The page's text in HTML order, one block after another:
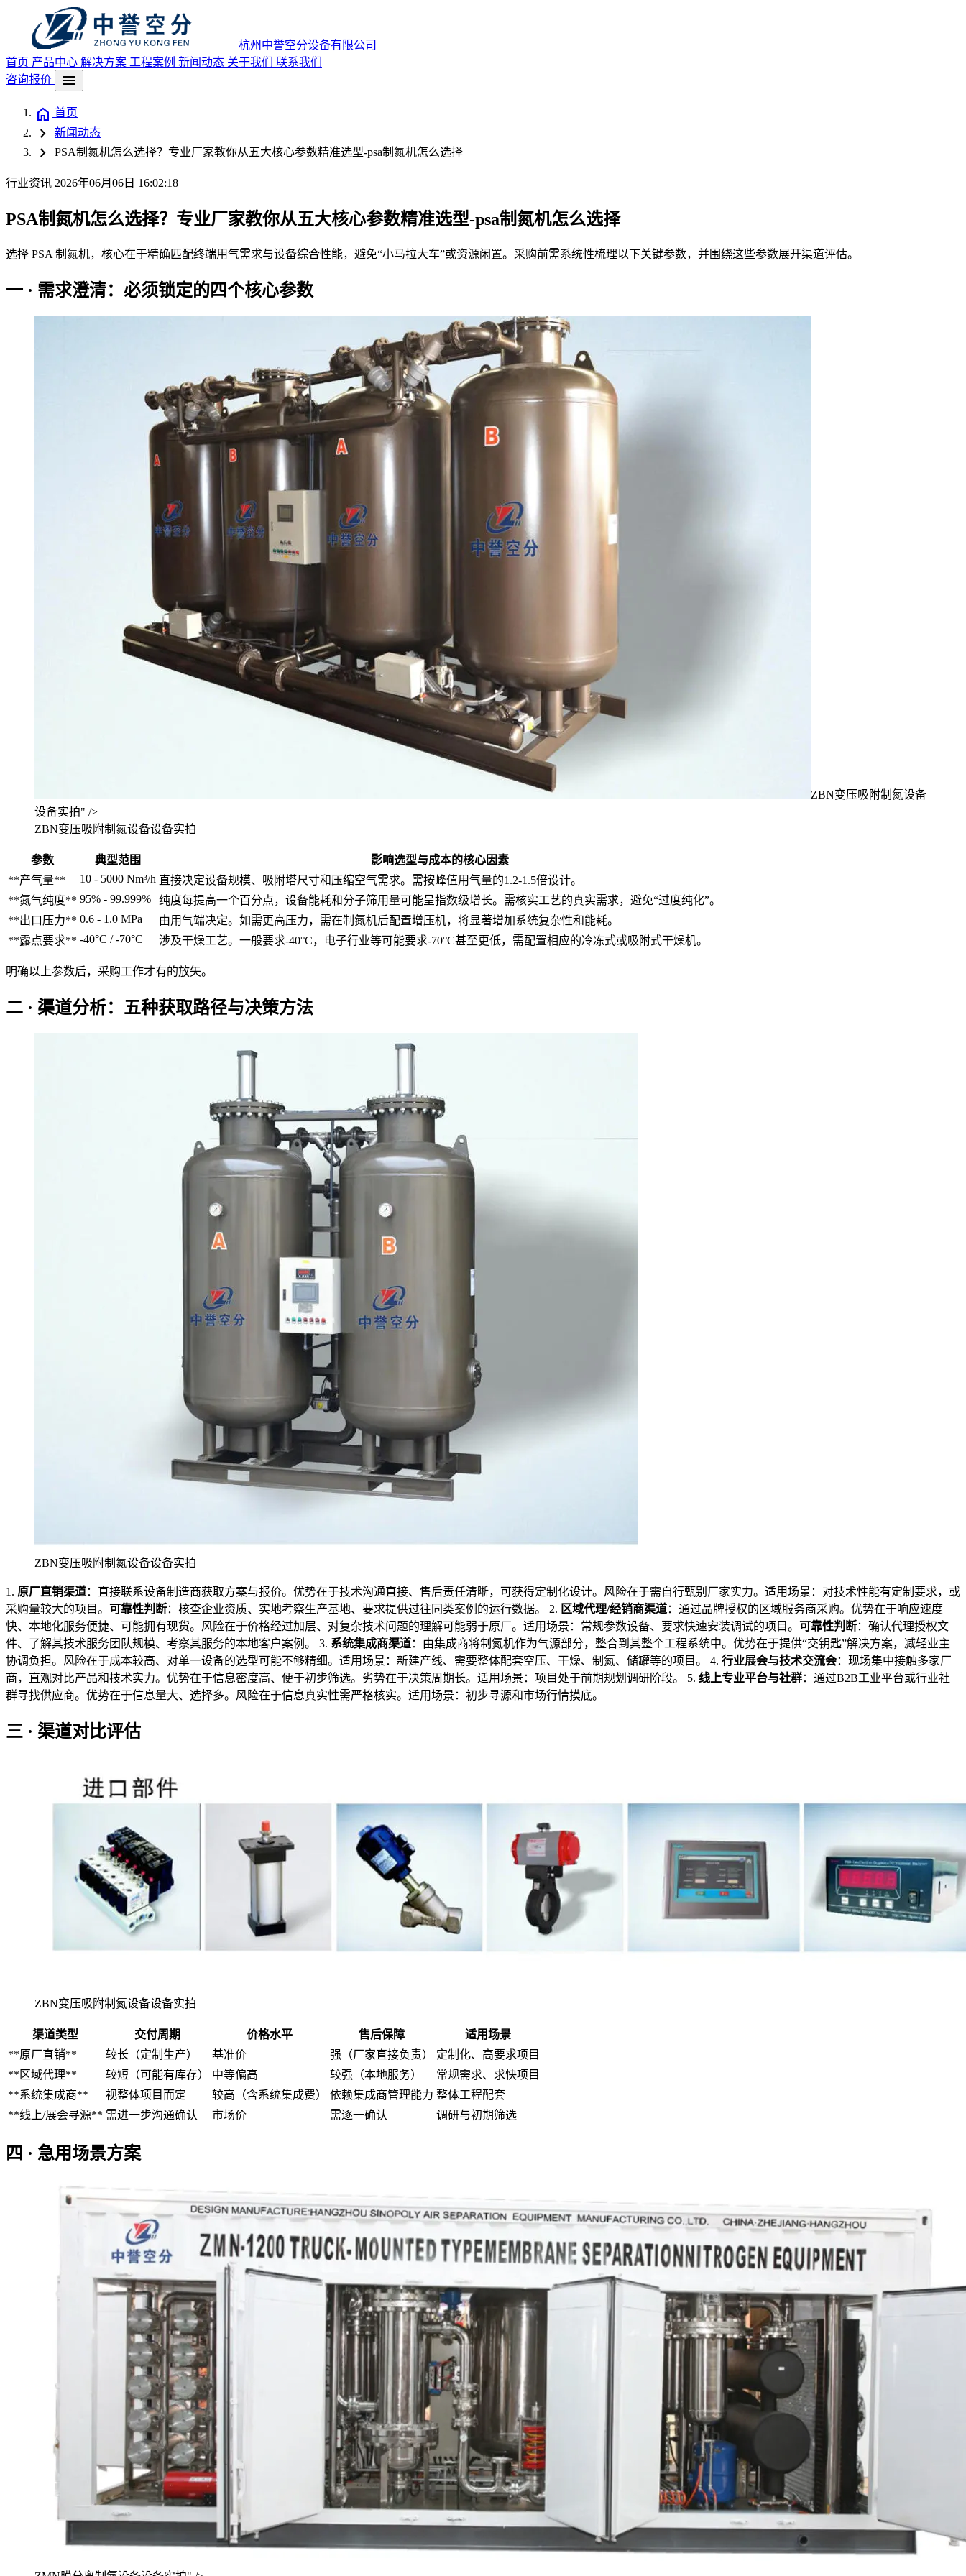
杭州中誉空分设备有限公司
首页 产品中心 解决方案 工程案例 新闻动态 关于我们 联系我们
咨询报价
menu
home 首页
chevron_right 新闻动态
chevron_right PSA制氮机怎么选择？专业厂家教你从五大核心参数精准选型-psa制氮机怎么选择
行业资讯 2026年06月06日 16:02:18
PSA制氮机怎么选择？专业厂家教你从五大核心参数精准选型-psa制氮机怎么选择
选择 PSA 制氮机，核心在于精确匹配终端用气需求与设备综合性能，避免“小马拉大车”或资源闲置。采购前需系统性梳理以下关键参数，并围绕这些参数展开渠道评估。
一 · 需求澄清：必须锁定的四个核心参数
ZBN变压吸附制氮设备
设备实拍" />
ZBN变压吸附制氮设备设备实拍
参数 典型范围
影响选型与成本的核心因素
**产气量**
10 - 5000 Nm³/h 直接决定设备规模、吸附塔尺寸和压缩空气需求。需按峰值用气量的1.2-1.5倍设计。
**氮气纯度** 95% - 99.999%
纯度每提高一个百分点，设备能耗和分子筛用量可能呈指数级增长。需核实工艺的真实需求，避免“过度纯化”。
**出口压力** 0.6 - 1.0 MPa
由用气端决定。如需更高压力，需在制氮机后配置增压机，将显著增加系统复杂性和能耗。
**露点要求** -40°C / -70°C 涉及干燥工艺。一般要求-40°C，电子行业等可能要求-70°C甚至更低，需配置相应的冷冻式或吸附式干燥机。
明确以上参数后，采购工作才有的放矢。
二 · 渠道分析：五种获取路径与决策方法
ZBN变压吸附制氮设备设备实拍
1. 原厂直销渠道：直接联系设备制造商获取方案与报价。优势在于技术沟通直接、售后责任清晰，可获得定制化设计。风险在于需自行甄别厂家实力。适用场景：对技术性能有定制要求，或
采购量较大的项目。 可靠性判断：核查企业资质、实地考察生产基地、要求提供过往同类案例的运行数据。 2. 区域代理/经销商渠道：通过品牌授权的区域服务商采购。优势在于响应速度
快、本地化服务便捷、可能拥有现货。风险在于价格经过加层、对复杂技术问题的理解可能弱于原厂。适用场景：常规参数设备、要求快速安装调试的项目。 可靠性判断：确认代理授权文
件、了解其技术服务团队规模、考察其服务的本地客户案例。 3. 系统集成商渠道：由集成商将制氮机作为气源部分，整合到其整个工程系统中。优势在于提供“交钥匙”解决方案，减轻业主
协调负担。风险在于成本较高、对单一设备的选型可能不够精细。适用场景：新建产线、需要整体配套空压、干燥、制氮、储罐等的项目。 4. 行业展会与技术交流会：现场集中接触多家厂
商，直观对比产品和技术实力。优势在于信息密度高、便于初步筛选。劣势在于决策周期长。适用场景：项目处于前期规划调研阶段。 5. 线上专业平台与社群：通过B2B工业平台或行业社
群寻找供应商。优势在于信息量大、选择多。风险在于信息真实性需严格核实。适用场景：初步寻源和市场行情摸底。
三 · 渠道对比评估
ZBN变压吸附制氮设备设备实拍
渠道类型 交付周期 价格水平 售后保障
适用场景
**原厂直销**
较长（定制生产） 基准价 强（厂家直接负责）
定制化、高要求项目
**区域代理**
较短（可能有库存） 中等偏高 较强（本地服务）
常规需求、求快项目
**系统集成商**
视整体项目而定 较高（含系统集成费） 依赖集成商管理能力 整体工程配套
**线上/展会寻源** 需进一步沟通确认 市场价 需逐一确认 调研与初期筛选
四 · 急用场景方案